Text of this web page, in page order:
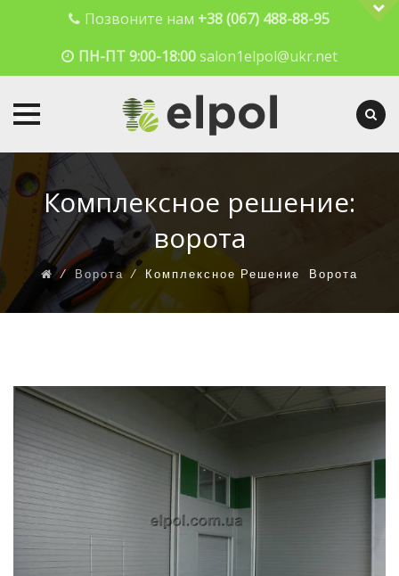
Позвоните нам +38 (067) 488-88-95
ПН-ПТ 9:00-18:00 salon1elpol@ukr.net
content
Комплексное решение:
ворота
⁄Ворота⁄ Комплексное Решение: Ворота